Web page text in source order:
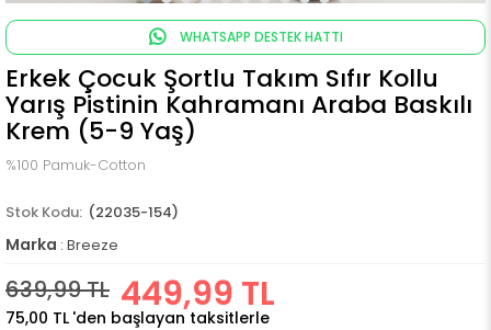
WHATSAPP DESTEK HATTI
Erkek Çocuk Şortlu Takım Sıfır Kollu
Yarış Pistinin Kahramanı Araba Baskılı
Krem (5-9 Yaş)
%100 Pamuk-Cotton
(22035-154)
Marka : Breeze
639,99 TL 449,99 TL
75,00 TL 'den başlayan taksitlerle